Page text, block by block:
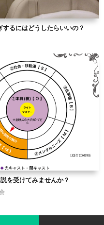
るにはどうしたらいいの？
受けてみませんか？